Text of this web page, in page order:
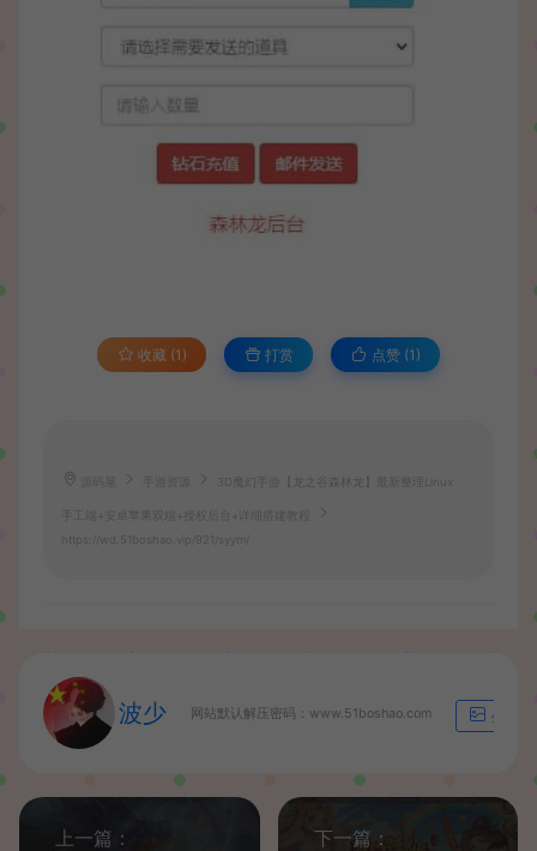
收藏 (1) 打赏 点赞 (1 )
手游资源 3D魔幻手游【龙之谷森林龙】最新整理Linux
手工端+安卓苹果双端+授权后台+详细搭建教程
https://wd.51boshao.vip/921/syym/
波少 网站默认解压密码：www.51boshao.com 生成海
上一篇：
下一篇：